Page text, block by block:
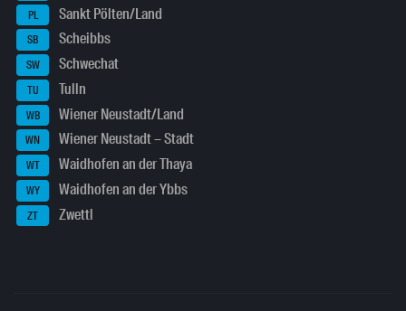
PL Sankt Pölten/Land
SB Scheibbs
SW Schwechat
TU Tulln
WB Wiener Neustadt/Land
WN Wiener Neustadt – Stadt
WT Waidhofen an der Thaya
WY Waidhofen an der Ybbs
ZT Zwettl